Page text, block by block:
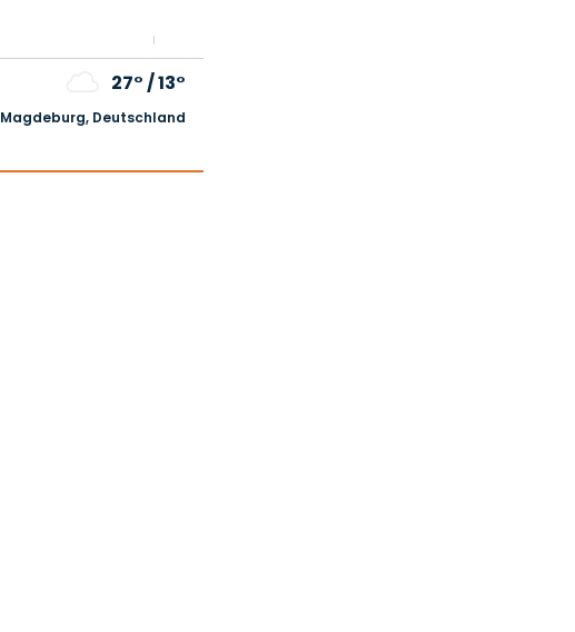
27°/13°
Magdeburg, Deutschland